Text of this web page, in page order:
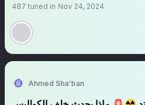
487 tuned in Nov 24, 2024
Ahmed Sha’ban